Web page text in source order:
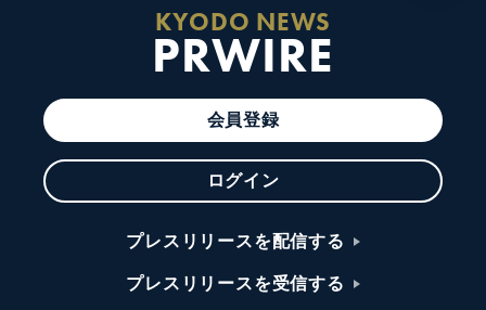
KYODO NEWS
PRWIRE
会員登録
ログイン
プレスリリースを配信する
プレスリリースを受信する